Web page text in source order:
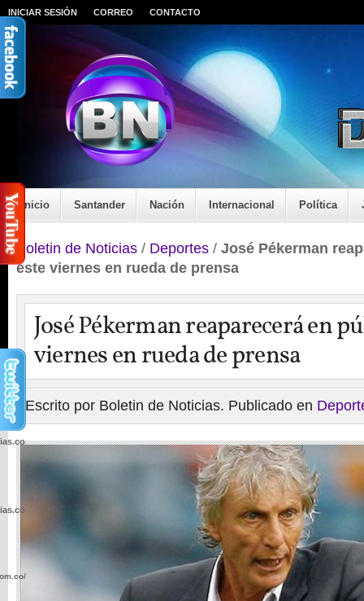
INICIAR SESIÓN CORREO CONTACTO
Inicio Santander Nación Internacional Política
Boletin de Noticias / Deportes / José Pékerman
este viernes en rueda de prensa
José Pékerman reaparecerá en
viernes en rueda de prensa
Escrito por Boletin de Noticias. Publicado en
wp-
wp-
wp-